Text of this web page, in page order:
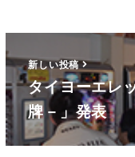
新しい投稿
タイヨーエレ
牌－」発表